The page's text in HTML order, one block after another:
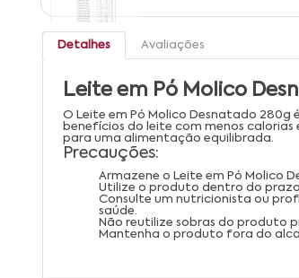
Detalhes Avaliações
Leite em Pó Molico
O Leite em Pó Molico Desnatado
benefícios do leite com menos
para uma alimentação equilibrada.
Precauções:
Armazene o Leite em Pó Molico
Utilize o produto dentro do
Consulte um nutricionista ou
saúde.
Não reutilize sobras do produto
Mantenha o produto fora do